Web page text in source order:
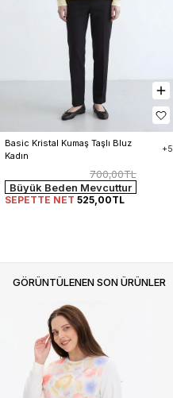
GÖRÜNTÜLENEN SON ÜRÜNLER
Basic Kristal Kumaş Taşlı Bluz
Kadın
+5
700,00TL
Büyük Beden Mevcuttur
SEPETTE NET 525,00TL